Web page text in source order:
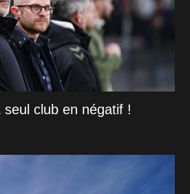
club en négatif !